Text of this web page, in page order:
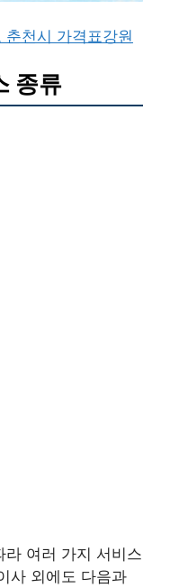
춘천시 가격표강원
종류
라 여러 가지 서비스
사 외에도 다음과